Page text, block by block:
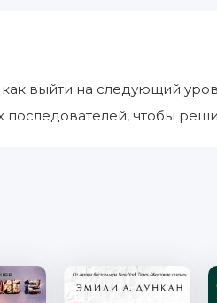
как выйти на следующий
чтобы